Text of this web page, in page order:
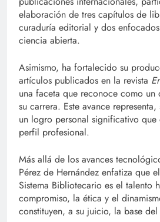
elaboración de tres capítulos de
curaduría editorial y dos
ciencia abierta.
Asimismo, ha fortalecido su
artículos publicados en la revista
una faceta que reconoce como un
su carrera. Este avance
un logro personal significativo que
perfil profesional.
Más allá de los avances
Pérez de Hernández enfatiza que
Sistema Bibliotecario es el talento
compromiso, la ética y el
constituyen, a su juicio, la base